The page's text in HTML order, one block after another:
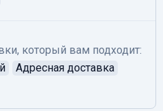
который вам подходит:
Адресная доставка